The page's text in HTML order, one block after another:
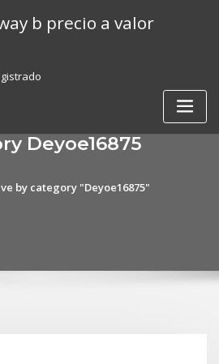
b precio a valor
Deyoe16875
by category "Deyoe16875"